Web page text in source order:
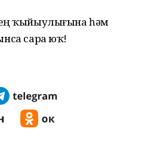
ҡыйыулығына һәм
сара юҡ!